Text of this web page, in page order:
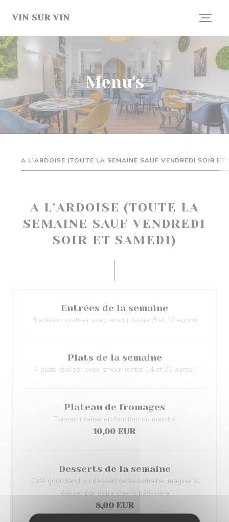
VIN SUR VIN
Menu's
A L'ARDOISE (TOUTE LA SEMAINE SAUF VENDREDI SOIR ET
A L'ARDOISE (TOUTE LA
SEMAINE SAUF VENDREDI
SOIR ET SAMEDI)
Entrées de la semaine
3 entrées réaliser avec amour (entre 8 et 12 euros)
Plats de la semaine
4 plats réaliser avec amour (entre 14 et 20 euros)
Plateau de fromages
Plateau réalisé en fonction du marché
10,00 EUR
Desserts de la semaine
Café gourmand ou dessert de la semaine imaginé et
réaliser par notre cheffe pâtissière.
8,00 EUR